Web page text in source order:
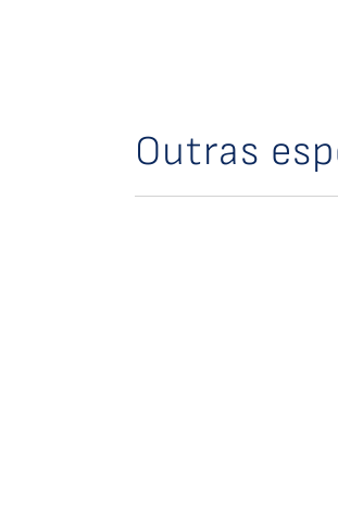
Outras